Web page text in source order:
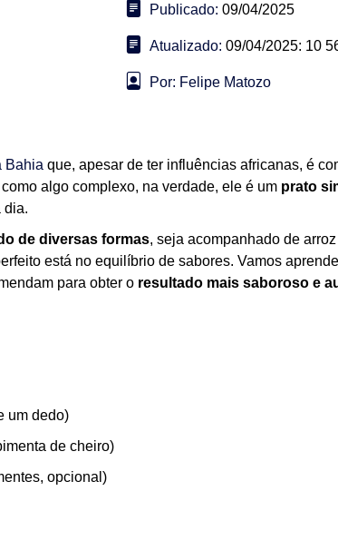
Publicado: 09/04/2025
Atualizado: 09/04/2025: 10
Por: Felipe Matozo
Bahia que, apesar de ter influências africanas, é
algo complexo, na verdade, ele é um prato
dia.
de diversas formas, seja acompanhado de
está no equilíbrio de sabores. Vamos
para obter o resultado mais saboroso e
um dedo)
de cheiro)
opcional)